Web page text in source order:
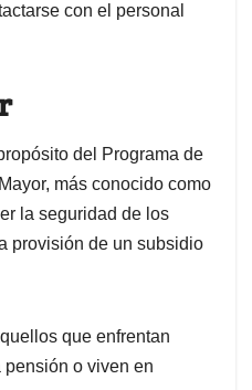
con el personal
del Programa de
más conocido como
la seguridad de los
provisión de un subsidio
que enfrentan
o viven en